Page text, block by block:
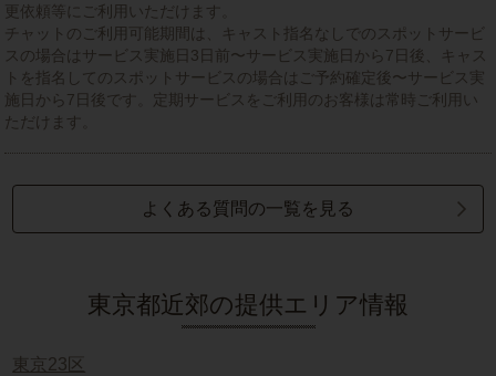
更依頼等にご利用いただけます。
チャットのご利用可能期間は、キャスト指名なしでのスポットサービ
スの場合はサービス実施日3日前〜サービス実施日から7日後、キャス
トを指名してのスポットサービスの場合はご予約確定後〜サービス実
施日から7日後です。定期サービスをご利用のお客様は常時ご利用い
ただけます。
よくある質問の一覧を見る
東京都近郊の提供エリア情報
東京23区